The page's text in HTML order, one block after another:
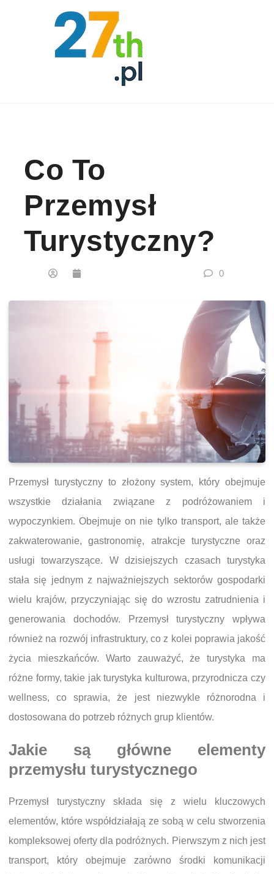
Co To
Przemysł
Turystyczny?
0
Przemysł turystyczny to złożony system, który obejmuje
wszystkie działania związane z podróżowaniem i
wypoczynkiem. Obejmuje on nie tylko transport, ale także
zakwaterowanie, gastronomię, atrakcje turystyczne oraz
usługi towarzyszące. W dzisiejszych czasach turystyka
stała się jednym z najważniejszych sektorów gospodarki
wielu krajów, przyczyniając się do wzrostu zatrudnienia i
generowania dochodów. Przemysł turystyczny wpływa
również na rozwój infrastruktury, co z kolei poprawia jakość
życia mieszkańców. Warto zauważyć, że turystyka ma
różne formy, takie jak turystyka kulturowa, przyrodnicza czy
wellness, co sprawia, że jest niezwykle różnorodna i
dostosowana do potrzeb różnych grup klientów.
Jakie są główne elementy
przemysłu turystycznego
Przemysł turystyczny składa się z wielu kluczowych
elementów, które współdziałają ze sobą w celu stworzenia
kompleksowej oferty dla podróżnych. Pierwszym z nich jest
transport, który obejmuje zarówno środki komunikacji